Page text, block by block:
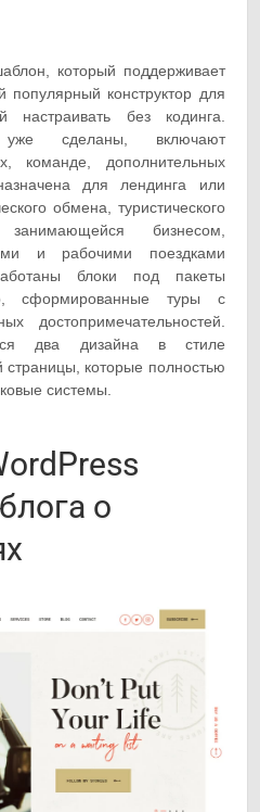
который поддерживает
конструктор для
настраивать без кодинга.
сделаны, включают
команде, дополнительных
для лендинга или
обмена, туристического
бизнесом,
и рабочими поездками
блоки под пакеты
сформированные туры с
достопримечательностей.
два дизайна в стиле
страницы, которые полностью
системы.
о